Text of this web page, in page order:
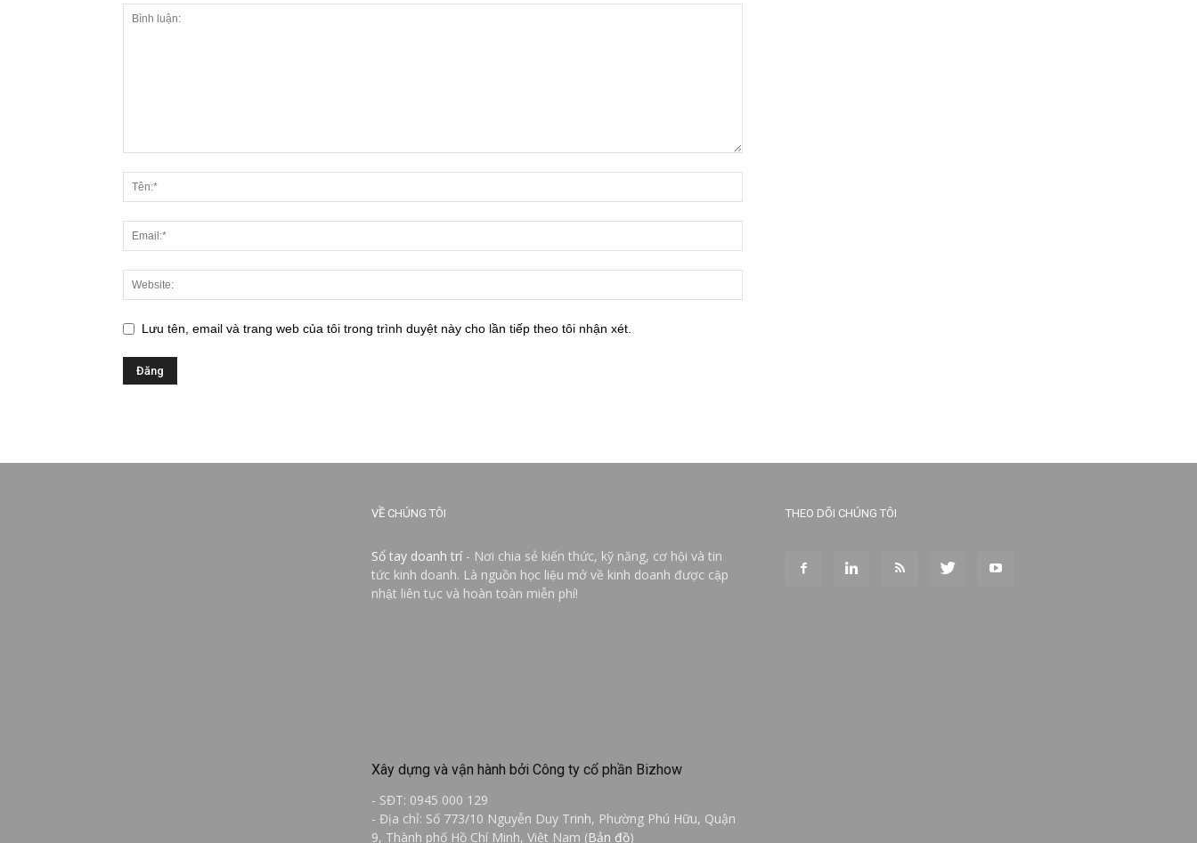
Lưu tên, email và trang web của tôi trong trình duyệt này cho lần tiếp theo tôi nhận xét.
VỀ CHÚNG TÔI
Sổ tay doanh trí - Nơi chia sẻ kiến thức, kỹ năng, cơ hội và tin
tức kinh doanh. Là nguồn học liệu mở về kinh doanh được cập
nhật liên tục và hoàn toàn miễn phí!
Xây dựng và vận hành bởi Công ty cổ phần Bizhow
- SĐT: 0945 000 129
- Địa chỉ: Số 773/10 Nguyễn Duy Trinh, Phường Phú Hữu, Quận
9, Thành phố Hồ Chí Minh, Việt Nam (Bản đồ)
THEO DÕI CHÚNG TÔI